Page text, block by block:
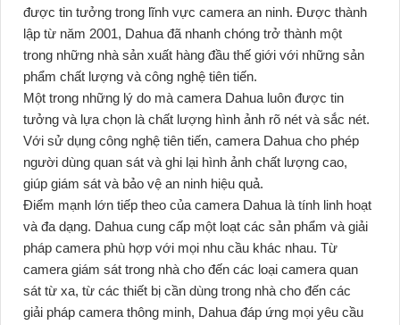
được tin tưởng trong lĩnh vực camera an ninh. Được thành
lập từ năm 2001, Dahua đã nhanh chóng trở thành một
trong những nhà sản xuất hàng đầu thế giới với những sản
phẩm chất lượng và công nghệ tiên tiến.
Một trong những lý do mà camera Dahua luôn được tin
tưởng và lựa chọn là chất lượng hình ảnh rõ nét và sắc nét.
Với sử dụng công nghệ tiên tiến, camera Dahua cho phép
người dùng quan sát và ghi lại hình ảnh chất lượng cao,
giúp giám sát và bảo vệ an ninh hiệu quả.
Điểm mạnh lớn tiếp theo của camera Dahua là tính linh hoạt
và đa dạng. Dahua cung cấp một loạt các sản phẩm và giải
pháp camera phù hợp với mọi nhu cầu khác nhau. Từ
camera giám sát trong nhà cho đến các loại camera quan
sát từ xa, từ các thiết bị cần dùng trong nhà cho đến các
giải pháp camera thông minh, Dahua đáp ứng mọi yêu cầu